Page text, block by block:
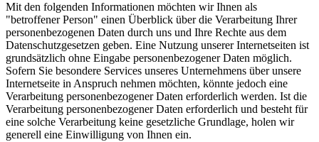
Mit den folgenden Informationen möchten wir Ihnen als
"betroffener Person" einen Überblick über die Verarbeitung Ihrer
personenbezogenen Daten durch uns und Ihre Rechte aus dem
Datenschutzgesetzen geben. Eine Nutzung unserer Internetseiten ist
grundsätzlich ohne Eingabe personenbezogener Daten möglich.
Sofern Sie besondere Services unseres Unternehmens über unsere
Internetseite in Anspruch nehmen möchten, könnte jedoch eine
Verarbeitung personenbezogener Daten erforderlich werden. Ist die
Verarbeitung personenbezogener Daten erforderlich und besteht für
eine solche Verarbeitung keine gesetzliche Grundlage, holen wir
generell eine Einwilligung von Ihnen ein.